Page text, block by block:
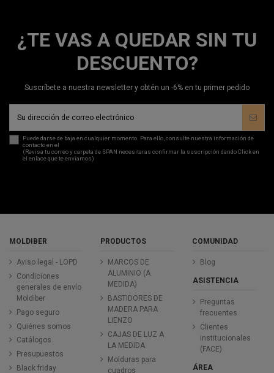
¿TE VAS A QUEDAR SIN TU
DESCUENTO?
Suscríbete a nuestra newsletter y obtén un -6% en tu primer pedido
Puede darse de baja en cualquier momento. Para ello, consulte nuestra información de
contacto en el
.
(Revisa tu correo y carpeta de SPAN necesitaras confirmar la suscripción dando Click en
el enlace que te enviamos)
MOLDIBER
Aviso legal - LOPD
Condiciones
generales de envío
Moldiber
Pago seguro
Quiénes somos
Catálogos
Presupuestos
Black friday
PRODUCTOS
MARCOS DE
ALUMINIO (A
MEDIDA)
BASTIDORES DE
MADERA PARA
LIENZO
CAJAS DE LUZ A
LA MEDIDA
Molduras para
cuadros
COMUNIDAD
Blog
ASISTENCIA
Preguntas
frecuentes
Clientes
institucionales
(FACE)
ÁREA